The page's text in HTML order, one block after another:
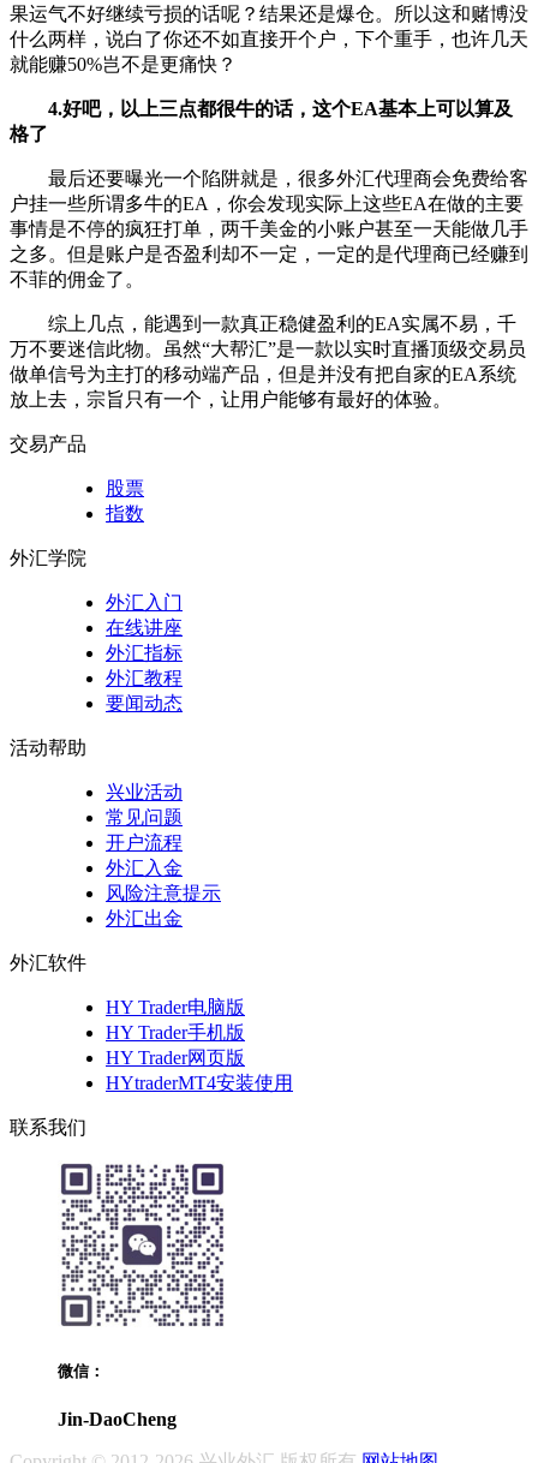
果运气不好继续亏损的话呢？结果还是爆仓。所以这和赌博没
什么两样，说白了你还不如直接开个户，下个重手，也许几天
就能赚50%岂不是更痛快？
4.好吧，以上三点都很牛的话，这个EA基本上可以算及
格了
最后还要曝光一个陷阱就是，很多外汇代理商会免费给客
户挂一些所谓多牛的EA，你会发现实际上这些EA在做的主要
事情是不停的疯狂打单，两千美金的小账户甚至一天能做几手
之多。但是账户是否盈利却不一定，一定的是代理商已经赚到
不菲的佣金了。
综上几点，能遇到一款真正稳健盈利的EA实属不易，千
万不要迷信此物。虽然“大帮汇”是一款以实时直播顶级交易员
做单信号为主打的移动端产品，但是并没有把自家的EA系统
放上去，宗旨只有一个，让用户能够有最好的体验。
交易产品
股票
指数
外汇学院
外汇入门
在线讲座
外汇指标
外汇教程
要闻动态
活动帮助
兴业活动
常见问题
开户流程
外汇入金
风险注意提示
外汇出金
外汇软件
HY Trader电脑版
HY Trader手机版
HY Trader网页版
HYtraderMT4安装使用
联系我们
微信：
Jin-DaoCheng